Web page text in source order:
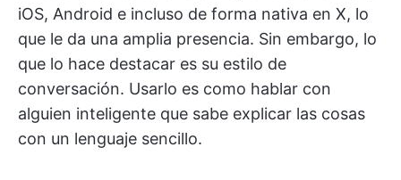
iOS, Android e incluso de forma nativa en X, lo
que le da una amplia presencia. Sin embargo, lo
que lo hace destacar es su estilo de
conversación. Usarlo es como hablar con
alguien inteligente que sabe explicar las cosas
con un lenguaje sencillo.